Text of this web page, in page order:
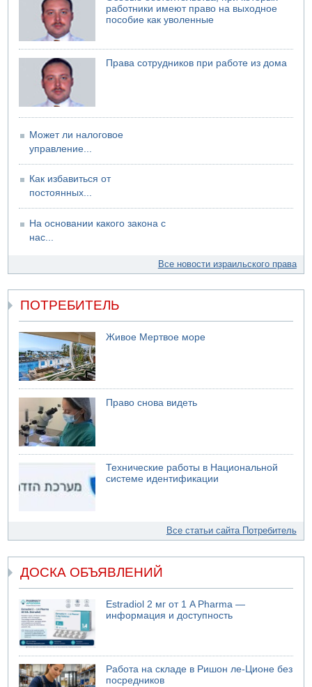
Малыш обварился супом в Бней-Браке
работники имеют право на выходное
пособие как уволенные
Права сотрудников при работе из дома
Может ли налоговое
управление...
Как избавиться от
постоянных...
На основании какого закона с
нас...
Все новости израильского права
ПОТРЕБИТЕЛЬ
Живое Мертвое море
Право снова видеть
Технические работы в Национальной
системе идентификации
Все статьи сайта Потребитель
ДОСКА ОБЪЯВЛЕНИЙ
Estradiol 2 мг от 1 A Pharma —
информация и доступность
Работа на складе в Ришон ле-Ционе без
посредников